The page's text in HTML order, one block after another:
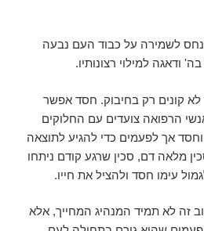
לשמירה על כבוד העם נבעה
ודאגה למילוי רצונותיו.
קונים רק בחיבוק. חסד אפשר
הרפואה צועדים עם החלוקים
אך לפעמים כדי להגיע לתוצאה
מלאה דם, סכין שרגע קודם ניתחו
עימו חסד ולהציל את חייו.
זה לא תמיד המנהיג המחייך, אלא